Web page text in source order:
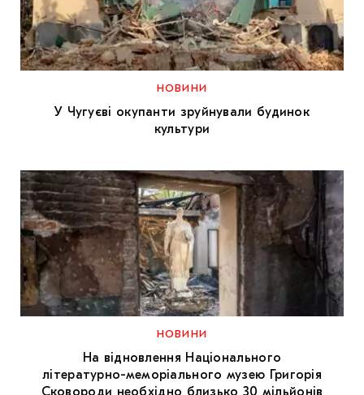
НОВИНИ
У Чугуєві окупанти зруйнували будинок
культури
НОВИНИ
На відновлення Національного
літературно-меморіального музею Григорія
Сковороди необхідно близько 30 мільйонів